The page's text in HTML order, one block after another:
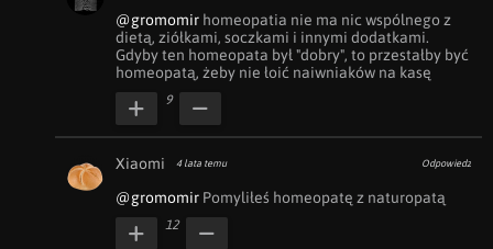
@gromomir homeopatia nie ma nic wspólnego z
dietą, ziółkami, soczkami i innymi dodatkami.
Gdyby ten homeopata był "dobry", to przestałby być
homeopatą, żeby nie łoić naiwniaków na kasę
9
Xiaomi 4 lata temu Odpowiedz
@gromomir Pomyliłeś homeopatę z naturopatą
12